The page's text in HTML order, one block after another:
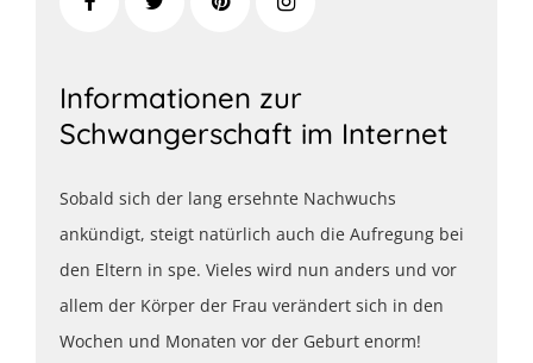
Informationen zur
Schwangerschaft im Internet
Sobald sich der lang ersehnte Nachwuchs
ankündigt, steigt natürlich auch die Aufregung bei
den Eltern in spe. Vieles wird nun anders und vor
allem der Körper der Frau verändert sich in den
Wochen und Monaten vor der Geburt enorm!